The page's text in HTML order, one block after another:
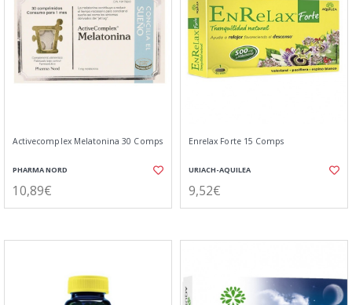
Activecomplex Melatonina 30 Comps
PHARMA NORD
10,89€
Enrelax Forte 15 Comps
URIACH-AQUILEA
9,52€